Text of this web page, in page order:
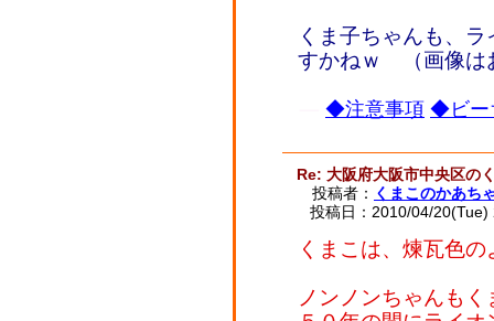
くま子ちゃんも、
すかねｗ （画像は
◆注意事項 ◆ビー
Re: 大阪府大阪市中央区の
投稿者： くまこのかあち
投稿日：2010/04/
くまこは、煉瓦色
ノンノンちゃんも